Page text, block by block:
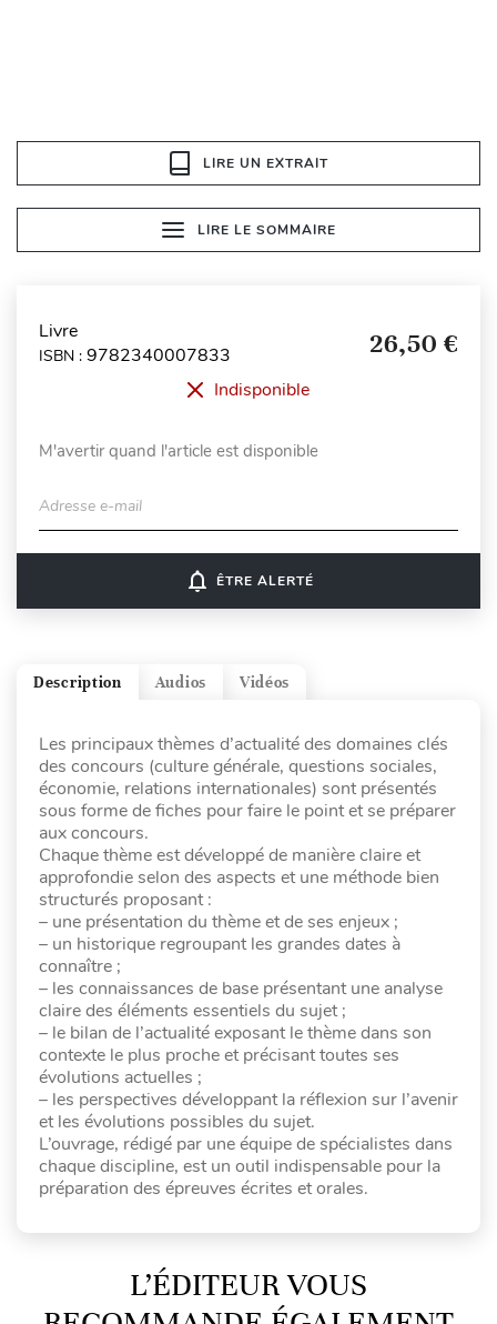
LIRE UN EXTRAIT
LIRE LE SOMMAIRE
Livre
ISBN : 9782340007833 26,50 €
Indisponible
M'avertir quand l'article est disponible
Adresse e-mail
notifications_none ÊTRE ALERTÉ
Vidéos
Audios
Description
Les principaux thèmes d’actualité des domaines clés
des concours (culture générale, questions sociales,
économie, relations internationales) sont présentés
sous forme de fiches pour faire le point et se préparer
aux concours.
Chaque thème est développé de manière claire et
approfondie selon des aspects et une méthode bien
structurés proposant :
– une présentation du thème et de ses enjeux ;
– un historique regroupant les grandes dates à
connaître ;
– les connaissances de base présentant une analyse
claire des éléments essentiels du sujet ;
– le bilan de l’actualité exposant le thème dans son
contexte le plus proche et précisant toutes ses
évolutions actuelles ;
– les perspectives développant la réflexion sur l’avenir
et les évolutions possibles du sujet.
L’ouvrage, rédigé par une équipe de spécialistes dans
chaque discipline, est un outil indispensable pour la
préparation des épreuves écrites et orales.
L’ÉDITEUR VOUS